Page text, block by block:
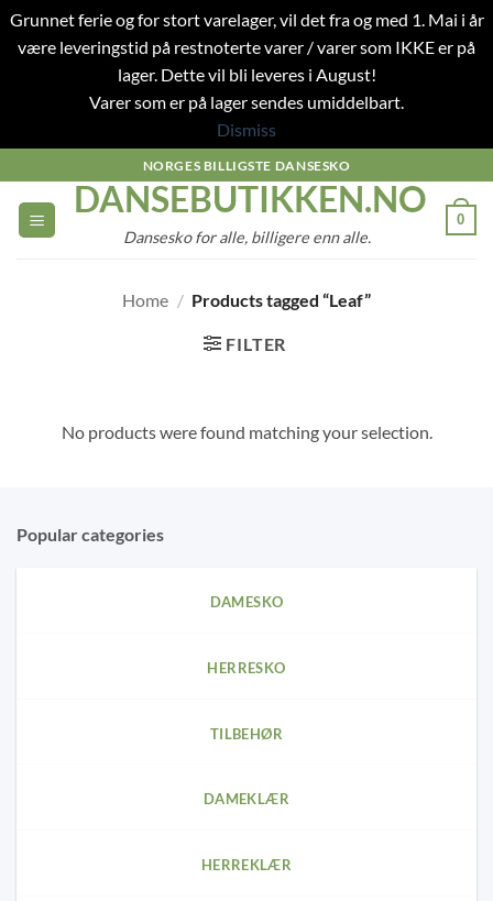
Grunnet ferie og for stort varelager, vil det fra og med 1. Mai i år
være leveringstid på restnoterte varer / varer som IKKE er på
lager. Dette vil bli leveres i August!
Varer som er på lager sendes umiddelbart.
Dismiss
to
content
NORGES BILLIGSTE DANSESKO
DANSEBUTIKKEN.NO
Dansesko for alle, billigere enn alle.
0
Home / Products tagged “Leaf”
FILTER
No products were found matching your selection.
Popular categories
DAMESKO
HERRESKO
TILBEHØR
DAMEKLÆR
HERREKLÆR